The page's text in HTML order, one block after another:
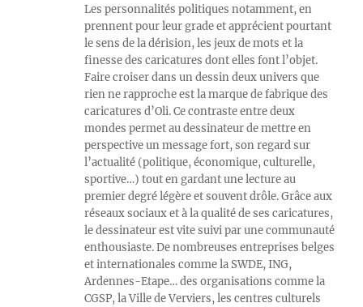
Les personnalités politiques notamment, en
prennent pour leur grade et apprécient pourtant
le sens de la dérision, les jeux de mots et la
finesse des caricatures dont elles font l’objet.
Faire croiser dans un dessin deux univers que
rien ne rapproche est la marque de fabrique des
caricatures d’Oli. Ce contraste entre deux
mondes permet au dessinateur de mettre en
perspective un message fort, son regard sur
l’actualité (politique, économique, culturelle,
sportive…) tout en gardant une lecture au
premier degré légère et souvent drôle. Grâce aux
réseaux sociaux et à la qualité de ses caricatures,
le dessinateur est vite suivi par une communauté
enthousiaste. De nombreuses entreprises belges
et internationales comme la SWDE, ING,
Ardennes-Etape… des organisations comme la
CGSP, la Ville de Verviers, les centres culturels